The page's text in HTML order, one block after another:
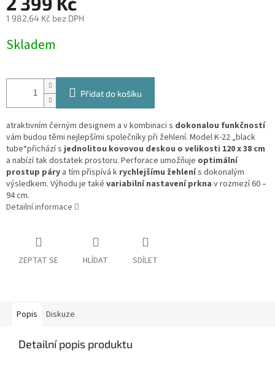
1 982,64 Kč bez DPH
cena:
Skladem
Přidat do košíku
atraktivním černým designem a v kombinaci s dokonalou funkčností
vám budou těmi nejlepšími společníky při žehlení. Model K-22 „black
tube“přichází sjednolitou kovovou deskou o velikosti 120 x 38 cm
a nabízí tak dostatek prostoru. Perforace umožňuje optimální
prostup páry a tím přispívá k rychlejšímu žehlenís dokonalým
výsledkem. Výhodu je také variabilní nastavení prkna v rozmezí 60 –
94 cm.
Detailní informace
ZEPTAT SE HLÍDAT SDÍLET
Popis Diskuze
Detailní popis produktu